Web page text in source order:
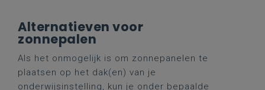
Alternatieven voor
zonnepalen
Als het onmogelijk is om zonnepanelen te
plaatsen op het dak(en) van je
onderwijsinstelling, kun je onder bepaalde